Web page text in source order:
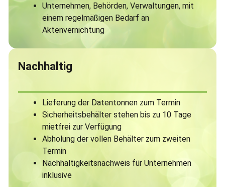
Unternehmen, Behörden, Verwaltungen, mit
einem regelmäßigen Bedarf an
Aktenvernichtung
Nachhaltig
Lieferung der Datentonnen zum Termin
Sicherheitsbehälter stehen bis zu 10 Tage
mietfrei zur Verfügung
Abholung der vollen Behälter zum zweiten
Termin
Nachhaltigkeitsnachweis für Unternehmen
inklusive